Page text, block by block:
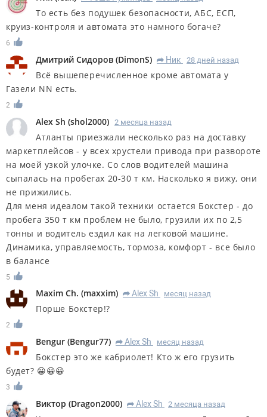
То есть без подушек безопасности, АБС, ЕСП,
круиз-контроля и автомата это намного богаче?
6
Дмитрий Сидоров (DimonS) R Ник 28 дней назад
Всё вышеперечисленное кроме автомата у
Газели NN есть.
2
Alex Sh (shol2000) 2 месяца назад
Атланты приезжали несколько раз на доставку
маркетплейсов - у всех хрустели привода при развороте
на моей узкой улочке. Со слов водителей машина
сыпалась на пробегах 20-30 т км. Насколько я вижу, они
не прижились.
Для меня идеалом такой техники остается Бокстер - до
пробега 350 т км проблем не было, грузили их по 2,5
тонны и водитель ездил как на легковой машине.
Динамика, управляемость, тормоза, комфорт - все было
в балансе
5
Maxim Ch. (maxxim) R Alex Sh месяц назад
Порше Бокстер!?
2
Bengur (Bengur77) R Alex Sh месяц назад
Бокстер это же кабриолет! Кто ж его грузить
будет? 😀😀😀
3
Виктор (Dragon2000) R Alex Sh 2 месяца назад